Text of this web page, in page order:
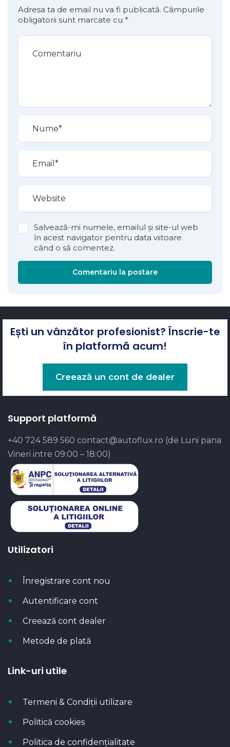
Adresa ta de email nu va fi publicată. Câmpurile
obligatorii sunt marcate cu *
Salvează-mi numele, emailul și site-ul web
în acest navigator pentru data viitoare
când o să comentez.
Comentariu la postare
Ești un vânzător profesionist? Înscrie-te
în platformă acum!
Creează un cont de dealer
Support platformă
+40 724 589 560 contact@autoflux.ro (de Luni pana
Vineri intre 09:00 – 18:00)
Utilizatori
Înregistrare cont nou
Autentificare cont
Creează cont dealer
Metode de plată
Link-uri utile
Termeni & Condiții utilizare
Politică cookies
Politica de confidențialitate